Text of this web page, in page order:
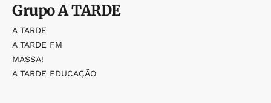
GrupoA TARDE
A TARDE
A TARDE FM
MASSA!
A TARDE EDUCAÇÃO